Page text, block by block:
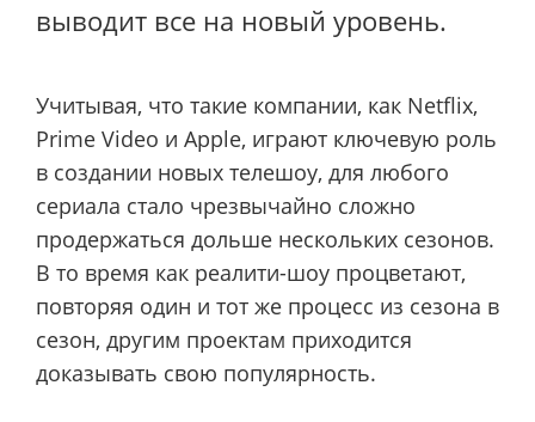
выводит все на новый уровень.
Учитывая, что такие компании, как Netflix,
Prime Video и Apple, играют ключевую роль
в создании новых телешоу, для любого
сериала стало чрезвычайно сложно
продержаться дольше нескольких сезонов.
В то время как реалити-шоу процветают,
повторяя один и тот же процесс из сезона в
сезон, другим проектам приходится
доказывать свою популярность.